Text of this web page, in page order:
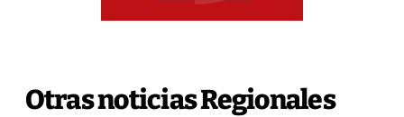
Otras noticias Regionales